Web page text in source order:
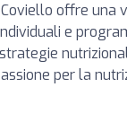
offre
e
per la